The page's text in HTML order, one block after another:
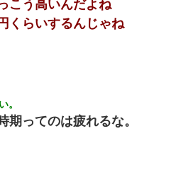
長女から信じられない言葉を受
こう高いんだよね
くらいするんじゃね
。
期ってのは疲れるな。